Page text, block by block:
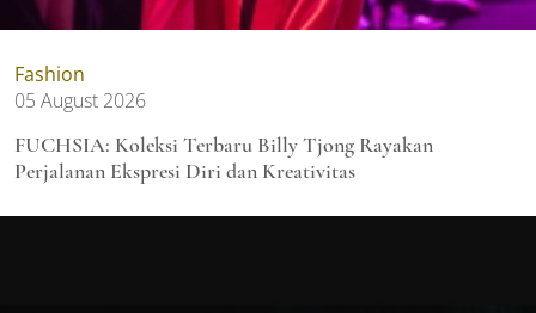
Fashion
05 August 2026
FUCHSIA: Koleksi Terbaru Billy Tjong Rayakan
Perjalanan Ekspresi Diri dan Kreativitas